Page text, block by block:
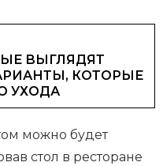
ВЫГЛЯДЯТ
КОТОРЫЕ
УХОДА
можно будет
стол в ресторане